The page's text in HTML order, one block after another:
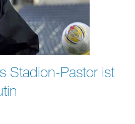
Stadion-Pastor ist